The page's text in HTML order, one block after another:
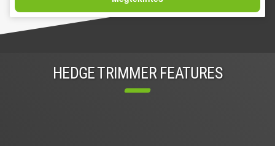
HEDGE TRIMMER FEATURES